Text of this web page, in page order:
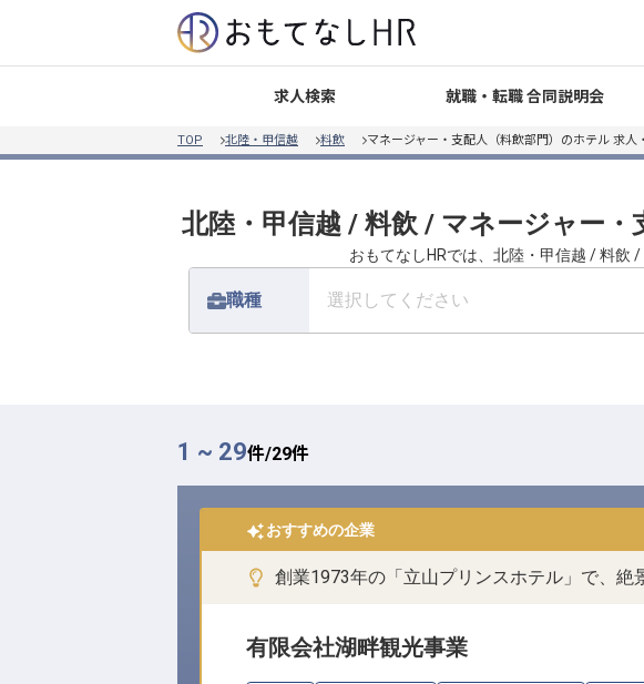
求人検索 就職・転職 合同説明会
TOP 北陸・甲信越 料飲 マネージャー・支配人（料飲部門）のホテル 求人
北陸・甲信越 / 料飲 / マネージャー
おもてなしHRでは、北陸・甲信越 / 料飲
職種 選択してください
1 ~ 29件/29件
おすすめの企業
創業1973年の「立山プリンスホテル」で、
有限会社湖畔観光事業